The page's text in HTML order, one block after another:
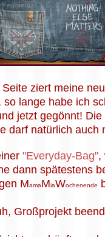
ziert meine
so lange habe ich
jetzt gegönnt!
darf natürlich auch
"Everyday-Bag",
dann spätestens
MamaMiaWochenende
Großprojekt